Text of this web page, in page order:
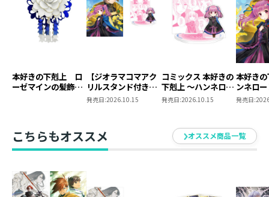
本好きの下剋上 ロ
ーゼマインの髪飾り
【ジオラマコマアク
リルスタンド付き】
本好きの下剋上 ～ハ
ミックス）
発売日:2026.10.15
コミックス 本好きの
下剋上 ～ハンネロー
レの貴族院五年生～
アクリルスタンド
（1巻4話）
発売日:2026.10.15
本好き
ンネロ
五年生
発売日:
こちらもオススメ オススメ商品一覧